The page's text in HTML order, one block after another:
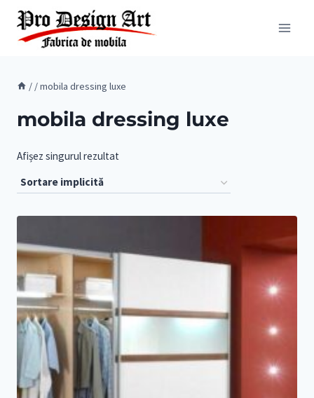
Skip
content
/ /mobila dressing luxe
mobila dressing luxe
Afișez singurul rezultat